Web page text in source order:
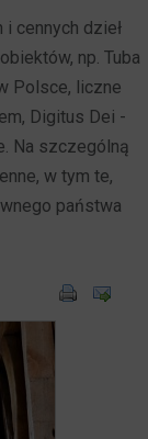
cennych dzieł
np. Tuba
Polsce, liczne
Digitus Dei -
Na szczególną
w tym te,
państwa